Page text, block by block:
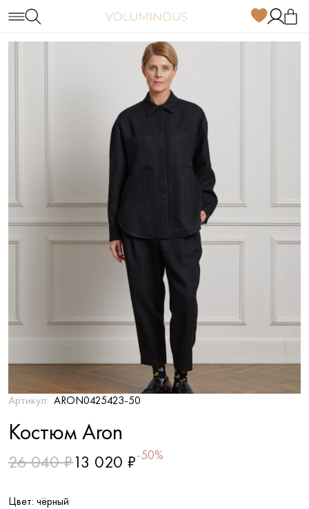
Артикул: ARON0425423-50
Костюм Aron
26 040 ₽13 020 ₽-50%
Цвет: чёрный